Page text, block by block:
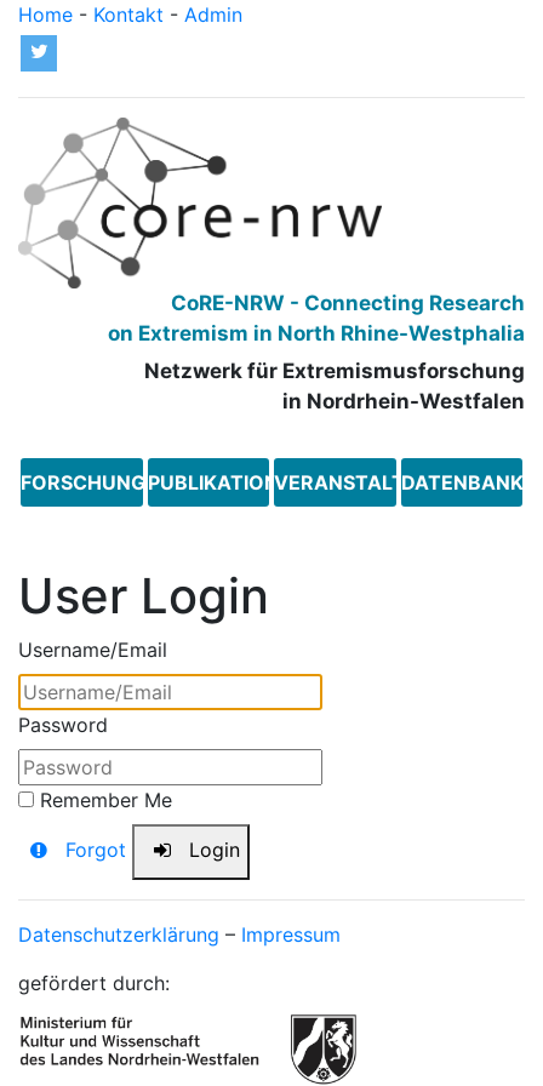
Home - Kontakt - Admin
            CoRE-NRW - Connecting Research
            on Extremism in North Rhine-Westphalia
            Netzwerk für Extremismusforschung
            in Nordrhein-Westfalen
FORSCHUNGSLANDSCHAFT
PUBLIKATIONENVERANSTALTUNGEN
User Login
Username/Email
Password
Remember Me
Forgot Login
Datenschutzerklärung – Impressum
gefördert durch: